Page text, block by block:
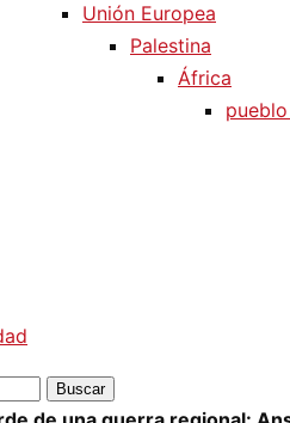
Unión Europea
Palestina
África